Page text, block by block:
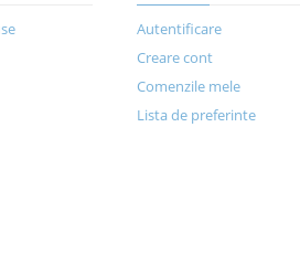
Autentificare
Creare cont
Comenzile mele
Lista de preferinte